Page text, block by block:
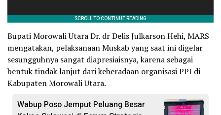
Bupati Morowali Utara Dr. dr Delis Julkarson Hehi, MARS
mengatakan, pelaksanaan Muskab yang saat ini digelar
sesungguhnya sangat diapresiaisnya, karena sebagai
bentuk tindak lanjut dari keberadaan organisasi PPI di
Kabupaten Morowali Utara.
Wabup Poso Jemput Peluang Besar